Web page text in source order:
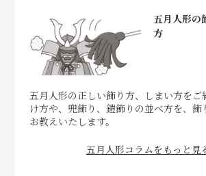
五月人形の
方
五月人形の正しい飾り方、しまい方をご
け方や、兜飾り、鎧飾りの並べ方を、飾
お教えいたします。
五月人形コラムをもっと見